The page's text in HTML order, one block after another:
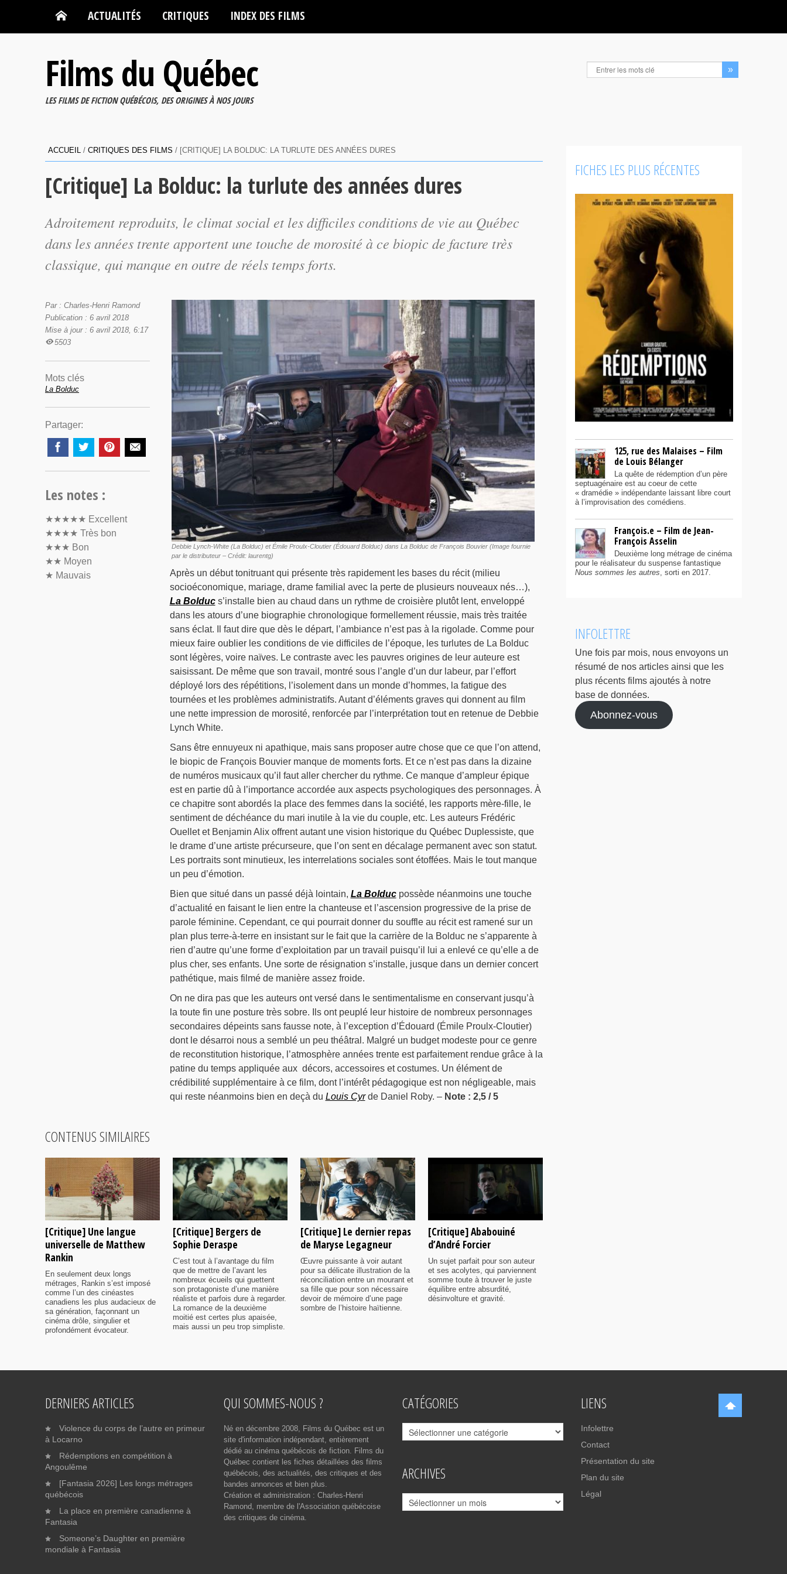
ACTUALITÉS CRITIQUES INDEX DES FILMS
Films du Québec
LES FILMS DE FICTION QUÉBÉCOIS, DES ORIGINES À NOS JOURS
ACCUEIL / CRITIQUES DES FILMS / [CRITIQUE] LA BOLDUC: LA TURLUTE DES ANNÉES DURES
[Critique] La Bolduc: la turlute des années dures
Adroitement reproduits, le climat social et les difficiles conditions de vie au Québec
dans les années trente apportent une touche de morosité à ce biopic de facture très
classique, qui manque en outre de réels temps forts.
Debbie Lynch-White (La Bolduc) et Émile Proulx-Cloutier (Édouard Bolduc) dans La Bolduc de François Bouvier (Image fournie
par le distributeur – Crédit: laurentg)
Après un début tonitruant qui présente très rapidement les bases du récit (milieu
socioéconomique, mariage, drame familial avec la perte de plusieurs nouveaux nés…),
La Bolducs’installe bien au chaud dans un rythme de croisière plutôt lent, enveloppé
dans les atours d’une biographie chronologique formellement réussie, mais très traitée
sans éclat. Il faut dire que dès le départ, l’ambiance n’est pas à la rigolade. Comme pour
mieux faire oublier les conditions de vie difficiles de l’époque, les turlutes de La Bolduc
sont légères, voire naïves. Le contraste avec les pauvres origines de leur auteure est
saisissant. De même que son travail, montré sous l’angle d’un dur labeur, par l’effort
déployé lors des répétitions, l’isolement dans un monde d’hommes, la fatigue des
tournées et les problèmes administratifs. Autant d’éléments graves qui donnent au film
une nette impression de morosité, renforcée par l’interprétation tout en retenue de Debbie
Lynch White.
Sans être ennuyeux ni apathique, mais sans proposer autre chose que ce que l’on attend,
le biopic de François Bouvier manque de moments forts. Et ce n’est pas dans la dizaine
de numéros musicaux qu’il faut aller chercher du rythme. Ce manque d’ampleur épique
est en partie dû à l’importance accordée aux aspects psychologiques des personnages. À
ce chapitre sont abordés la place des femmes dans la société, les rapports mère-fille, le
sentiment de déchéance du mari inutile à la vie du couple, etc. Les auteurs Frédéric
Ouellet et Benjamin Alix offrent autant une vision historique du Québec Duplessiste, que
le drame d’une artiste précurseure, que l’on sent en décalage permanent avec son statut.
Les portraits sont minutieux, les interrelations sociales sont étoffées. Mais le tout manque
un peu d’émotion.
Bien que situé dans un passé déjà lointain, La Bolducpossède néanmoins une touche
d’actualité en faisant le lien entre la chanteuse et l’ascension progressive de la prise de
parole féminine. Cependant, ce qui pourrait donner du souffle au récit est ramené sur un
plan plus terre-à-terre en insistant sur le fait que la carrière de la Bolduc ne s’apparente à
rien d’autre qu’une forme d’exploitation par un travail puisqu’il lui a enlevé ce qu’elle a de
plus cher, ses enfants. Une sorte de résignation s’installe, jusque dans un dernier concert
pathétique, mais filmé de manière assez froide.
On ne dira pas que les auteurs ont versé dans le sentimentalisme en conservant jusqu’à
la toute fin une posture très sobre. Ils ont peuplé leur histoire de nombreux personnages
secondaires dépeints sans fausse note, à l’exception d’Édouard (Émile Proulx-Cloutier)
dont le désarroi nous a semblé un peu théâtral. Malgré un budget modeste pour ce genre
de reconstitution historique, l’atmosphère années trente est parfaitement rendue grâce à la
patine du temps appliquée aux décors, accessoires et costumes. Un élément de
crédibilité supplémentaire à ce film, dont l’intérêt pédagogique est non négligeable, mais
qui reste néanmoins bien en deçà du Louis Cyrde Daniel Roby. – Note : 2,5 / 5
Par : Charles-Henri Ramond
Publication : 6 avril 2018
Mise à jour : 6 avril 2018, 6:17
5503
Mots clés
La Bolduc
Partager:
Les notes :
★★★★★ Excellent
★★★★ Très bon
★★★ Bon
★★ Moyen
★ Mauvais
CONTENUS SIMILAIRES
[Critique] Une langue
universelle de Matthew
Rankin
En seulement deux longs
métrages, Rankin s’est imposé
comme l’un des cinéastes
canadiens les plus audacieux de
sa génération, façonnant un
cinéma drôle, singulier et
profondément évocateur.
[Critique] Bergers de
Sophie Deraspe
C’est tout à l’avantage du film
que de mettre de l’avant les
nombreux écueils qui guettent
son protagoniste d’une manière
réaliste et parfois dure à regarder.
La romance de la deuxième
moitié est certes plus apaisée,
mais aussi un peu trop simpliste.
[Critique] Le dernier repas
de Maryse Legagneur
Œuvre puissante à voir autant
pour sa délicate illustration de la
réconciliation entre un mourant et
sa fille que pour son nécessaire
devoir de mémoire d’une page
sombre de l’histoire haïtienne.
[Critique] Ababouiné
d’André Forcier
Un sujet parfait pour son auteur
et ses acolytes, qui parviennent
somme toute à trouver le juste
équilibre entre absurdité,
désinvolture et gravité.
FICHES LES PLUS RÉCENTES
125, rue des Malaises – Film
de Louis Bélanger
La quête de rédemption d’un père
septuagénaire est au coeur de cette
« dramédie » indépendante laissant libre court
à l’improvisation des comédiens.
François.e – Film de Jean-
François Asselin
Deuxième long métrage de cinéma
pour le réalisateur du suspense fantastique
Nous sommes les autres, sorti en 2017.
INFOLETTRE
Une fois par mois, nous envoyons un
résumé de nos articles ainsi que les
plus récents films ajoutés à notre
base de données.
Abonnez-vous
DERNIERS ARTICLES
Violence du corps de l’autre en primeur
à Locarno
Rédemptions en compétition à
Angoulême
[Fantasia 2026] Les longs métrages
québécois
La place en première canadienne à
Fantasia
Someone’s Daughter en première
mondiale à Fantasia
QUI SOMMES-NOUS ?
Né en décembre 2008, Films du Québec est un
site d'information indépendant, entièrement
dédié au cinéma québécois de fiction. Films du
Québec contient les fiches détaillées des films
québécois, des actualités, des critiques et des
bandes annonces et bien plus.
Création et administration : Charles-Henri
Ramond, membre de l'Association québécoise
des critiques de cinéma.
CATÉGORIES
Catégories
ARCHIVES
Archives
LIENS
Infolettre
Contact
Présentation du site
Plan du site
Légal